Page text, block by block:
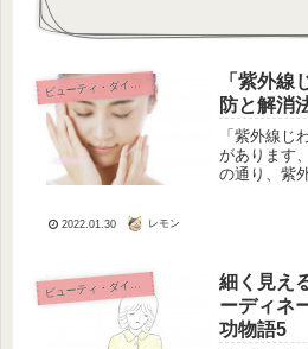
ビ
ューティ・ダイエット
「紫外線
防と解消
「紫外線じ
があります
の通り、紫
2022.01.30 レモン
ビ
ューティ・ダイエット
細く見え
ーディネ
功物語5